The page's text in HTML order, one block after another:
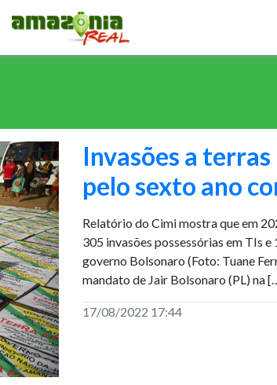
Invasões a
pelo sexto ano
Relatório do Cimi mostra que em
305 invasões possessórias em TIs
governo Bolsonaro (Foto: Tuane
mandato de Jair Bolsonaro (PL) na
17/08/2022 17:44